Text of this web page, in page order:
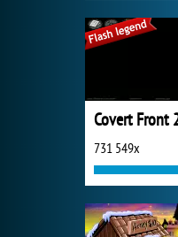
Covert Front
731 549x